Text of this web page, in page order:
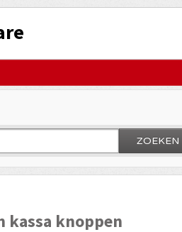
ZOEKEN
kassa knoppen